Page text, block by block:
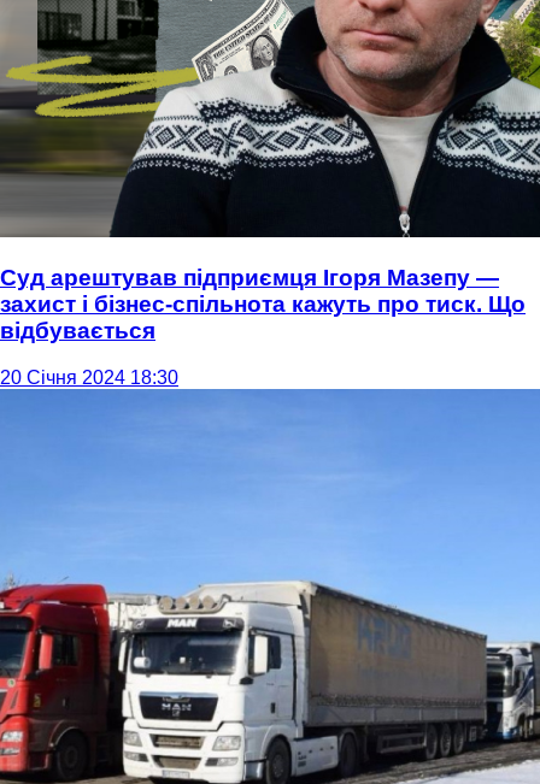
Суд арештував підприємця Ігоря Мазепу —
захист і бізнес-спільнота кажуть про тиск. Що
відбувається
20 Січня 2024 18:30